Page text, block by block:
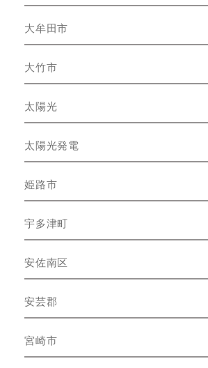
大牟田市
大竹市
太陽光
太陽光発電
姫路市
宇多津町
安佐南区
安芸郡
宮崎市